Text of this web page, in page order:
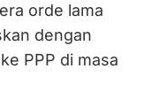
orde lama
dengan
PPP di masa